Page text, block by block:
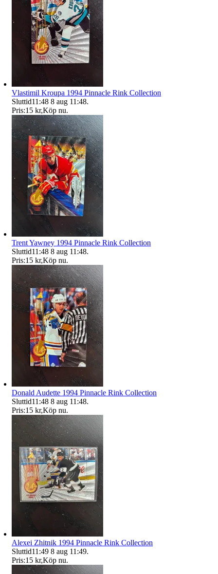
Vlastimil Kroupa 1994 Pinnacle Rink Collection
Sluttid11:48 8 aug 11:48.
Pris:15 kr,Köp nu.
Trent Yawney 1994 Pinnacle Rink Collection
Sluttid11:48 8 aug 11:48.
Pris:15 kr,Köp nu.
Donald Audette 1994 Pinnacle Rink Collection
Sluttid11:48 8 aug 11:48.
Pris:15 kr,Köp nu.
Alexei Zhitnik 1994 Pinnacle Rink Collection
Sluttid11:49 8 aug 11:49.
Pris:15 kr,Köp nu.